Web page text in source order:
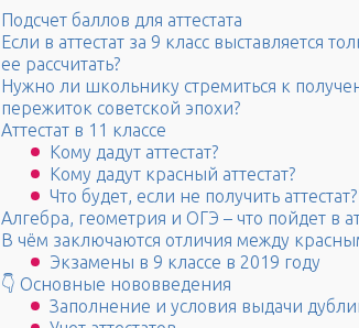
Подсчет баллов для аттестата
Если в аттестат за 9 класс выставляется
ее рассчитать?
Нужно ли школьнику стремиться к
пережиток советской эпохи?
Аттестат в 11 классе
Кому дадут аттестат?
Кому дадут красный аттестат?
Что будет, если не получить аттестат?
Алгебра, геометрия и ОГЭ – что пойдет в
В чём заключаются отличия между
Экзамены в 9 классе в 2019 году
👇 Основные нововведения
Заполнение и условия выдачи